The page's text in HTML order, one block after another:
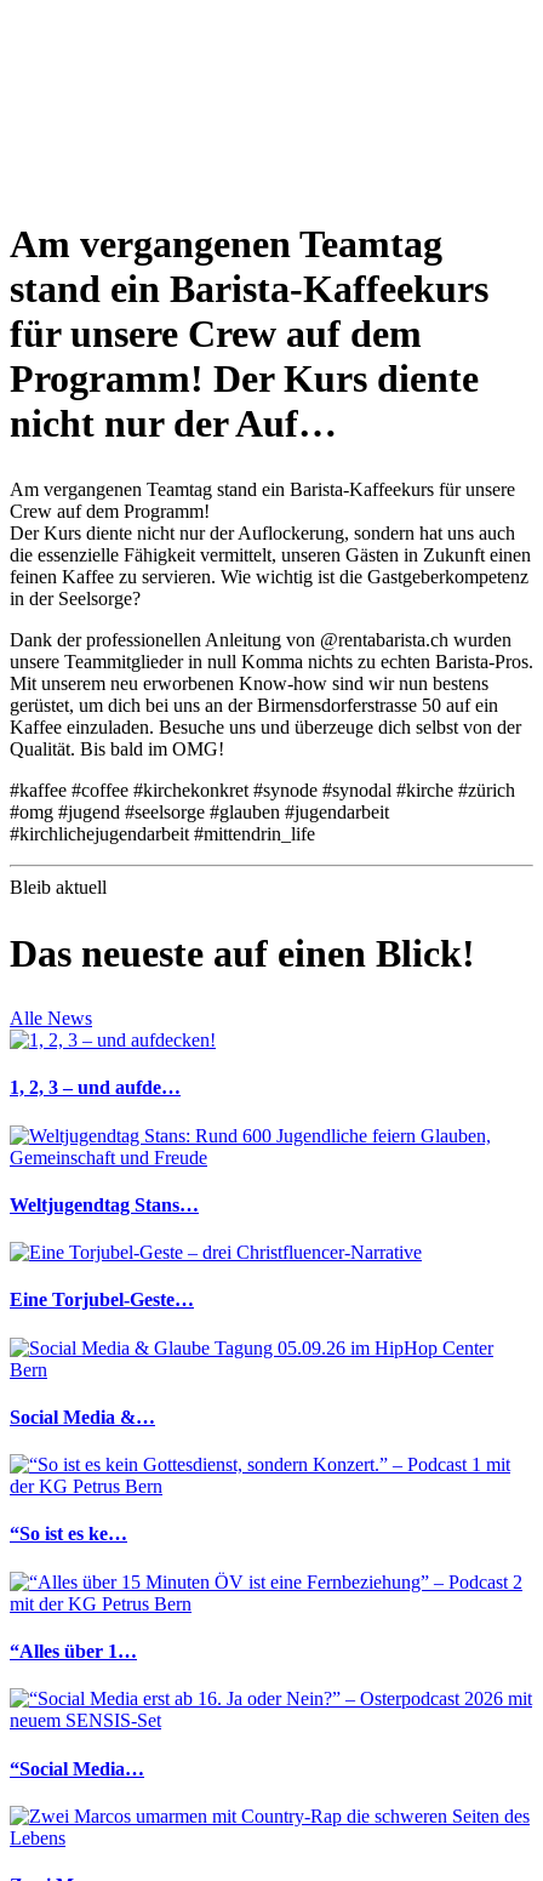
Am vergangenen Teamtag
stand ein Barista-Kaffeekurs
für unsere Crew auf dem
Programm! Der Kurs diente
nicht nur der Auf…
Am vergangenen Teamtag stand ein Barista-Kaffeekurs für unsere
Crew auf dem Programm!
Der Kurs diente nicht nur der Auflockerung, sondern hat uns auch
die essenzielle Fähigkeit vermittelt, unseren Gästen in Zukunft einen
feinen Kaffee zu servieren. Wie wichtig ist die Gastgeberkompetenz
in der Seelsorge?
Dank der professionellen Anleitung von @rentabarista.ch wurden
unsere Teammitglieder in null Komma nichts zu echten Barista-Pros.
Mit unserem neu erworbenen Know-how sind wir nun bestens
gerüstet, um dich bei uns an der Birmensdorferstrasse 50 auf ein
Kaffee einzuladen. Besuche uns und überzeuge dich selbst von der
Qualität. Bis bald im OMG!
#kaffee #coffee #kirchekonkret #synode #synodal #kirche #zürich
#omg #jugend #seelsorge #glauben #jugendarbeit
#kirchlichejugendarbeit #mittendrin_life
Bleib aktuell
Das neueste auf einen Blick!
Alle News
1, 2, 3 – und aufde…
Weltjugendtag Stans…
Eine Torjubel-Geste…
Social Media &…
“So ist es ke…
“Alles über 1…
“Social Media…